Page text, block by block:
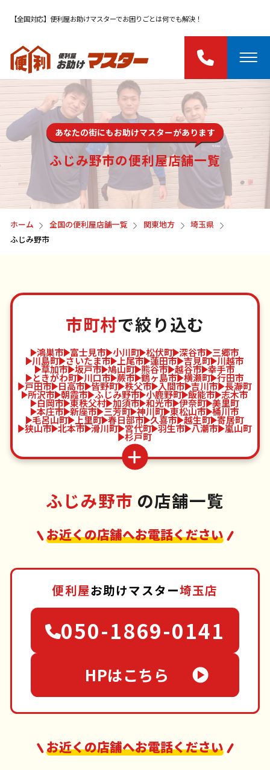
【全国対応】便利屋お助けマスターでお困りごとは何でも解決！
あなたの街にもお助けマスターがあります
ふじみ野市の便利屋店舗一覧
ホーム 全国の便利屋店舗一覧 関東地方
埼玉県
ふじみ野市
市町村で絞り込む
鴻巣市 富士見市 小川町 松伏町 深谷市 三郷市
川島町 さいたま市 上尾市 蓮田市 吉見町 川越市
草加市 坂戸市 鳩山町 熊谷市 越谷市 幸手市
ときがわ町 川口市 蕨市 鶴ヶ島市 横瀬町 行田市
戸田市 日高市 皆野町 秩父市 入間市 吉川市 長瀞町
所沢市 朝霞市 ふじみ野市 小鹿野町 飯能市 志木市
白岡市 東秩父村 加須市 和光市 伊奈町 美里町
本庄市 新座市 三芳町 神川町 東松山市 桶川市
毛呂山町 上里町 春日部市 久喜市 越生町 寄居町
狭山市 北本市 滑川町 宮代町 羽生市 八潮市 嵐山町
杉戸町
ふじみ野市 の店舗一覧
お近くの店舗へお電話ください
便利屋お助けマスター埼玉店
050-1869-0141
HPはこちら
お近くの店舗へお電話ください